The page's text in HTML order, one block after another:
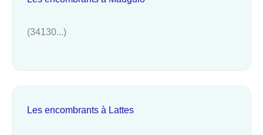
(34130...)
Les encombrants à Lattes